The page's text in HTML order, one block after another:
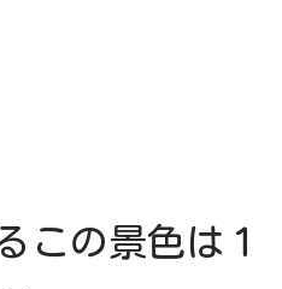
この景色は１